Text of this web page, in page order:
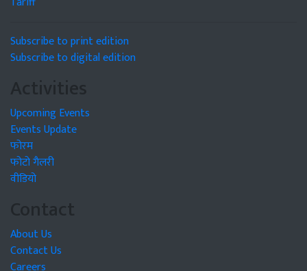
Subscribe to print edition
Subscribe to digital edition
Activities
Upcoming Events
Events Update
फोरम
फोटो गैलरी
वीडियो
Contact
About Us
Contact Us